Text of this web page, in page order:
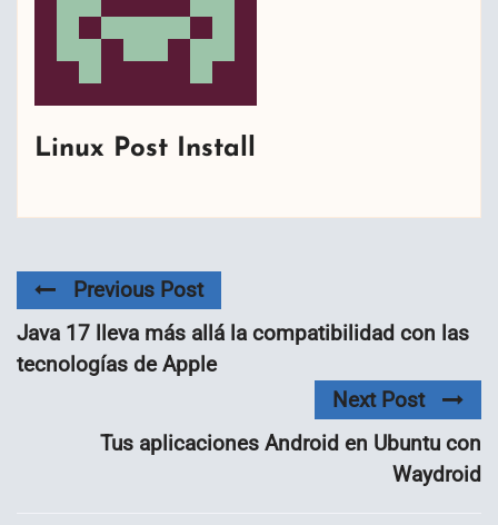
Linux Post Install
Previous Post
Java 17 lleva más allá la compatibilidad con las
tecnologías de Apple
Next Post
Tus aplicaciones Android en Ubuntu con
Waydroid